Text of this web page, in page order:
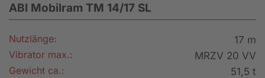
ABI Mobilram TM 14/17 SL
Nutzlänge:
17 m
Vibrator max.:
MRZV 20 VV
Gewicht ca.:
51,5 t